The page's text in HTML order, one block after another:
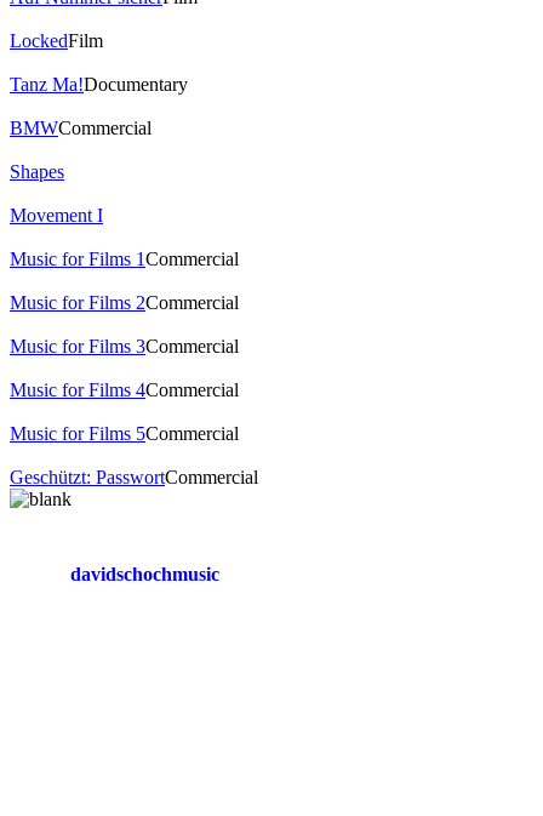
LockedFilm
Tanz Ma!Documentary
BMWCommercial
Shapes
Movement I
Music for Films 1Commercial
Music for Films 2Commercial
Music for Films 3Commercial
Music for Films 4Commercial
Music for Films 5Commercial
Geschützt: PasswortCommercial
davidschochmusic